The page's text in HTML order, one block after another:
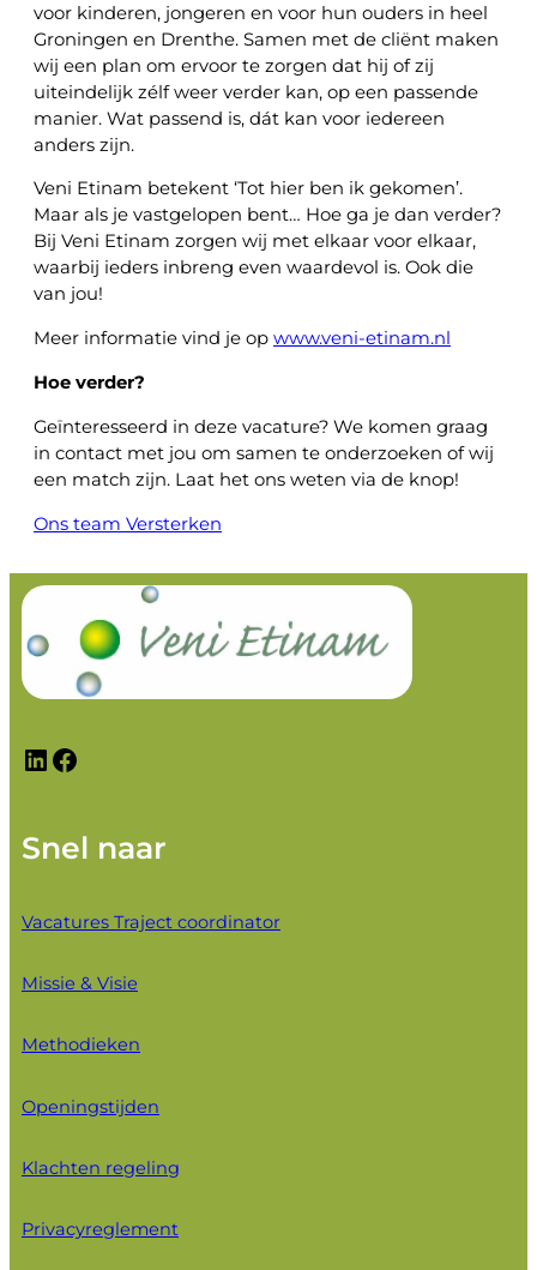
voor kinderen, jongeren en voor hun ouders in heel
Groningen en Drenthe. Samen met de cliënt maken
wij een plan om ervoor te zorgen dat hij of zij
uiteindelijk zélf weer verder kan, op een passende
manier. Wat passend is, dát kan voor iedereen
anders zijn.
Veni Etinam betekent ‘Tot hier ben ik gekomen’.
Maar als je vastgelopen bent… Hoe ga je dan verder?
Bij Veni Etinam zorgen wij met elkaar voor elkaar,
waarbij ieders inbreng even waardevol is. Ook die
van jou!
Meer informatie vind je op www.veni-etinam.nl
Hoe verder?
Geïnteresseerd in deze vacature? We komen graag
in contact met jou om samen te onderzoeken of wij
een match zijn. Laat het ons weten via de knop!
Ons team Versterken
LinkedIn
Facebook
Snel naar
Vacatures Traject coordinator
Missie & Visie
Methodieken
Openingstijden
Klachten regeling
Privacyreglement